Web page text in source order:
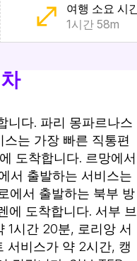
여행 소요 시
1시간 58m
니다. 파리 몽파르나스
는 가장 빠른 직통편
도착합니다. 르망에서
서 출발하는 서비스는
에서 출발하는 북부 방
에 도착합니다. 서부 브
1시간 20분, 로리앙 서
서비스가 약 2시간, 캥